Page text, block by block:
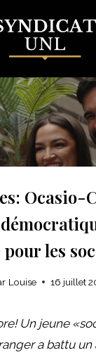
Ocasio-
les
Louise 16 juillet
Un jeune
a battu un